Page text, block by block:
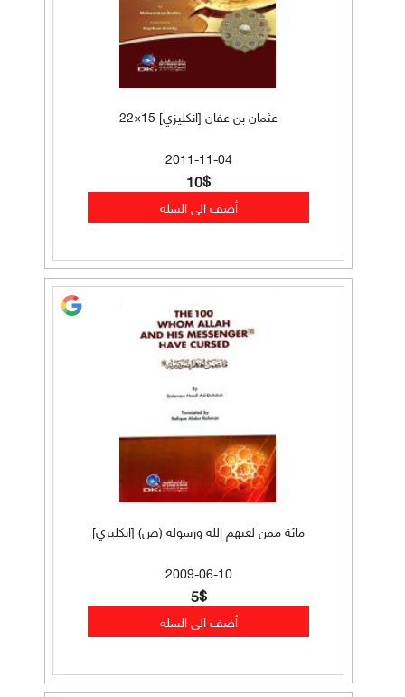
عثمان بن عفان [انكليزي] 15×22
2011-11-04
10$
مائة ممن لعنهم الله ورسوله (ص) [انكليزي]
2009-06-10
5$